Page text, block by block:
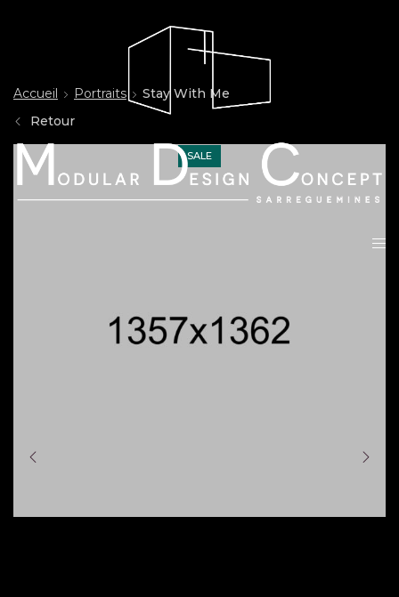
Accueil Portraits
Stay With Me
Retour
SALE